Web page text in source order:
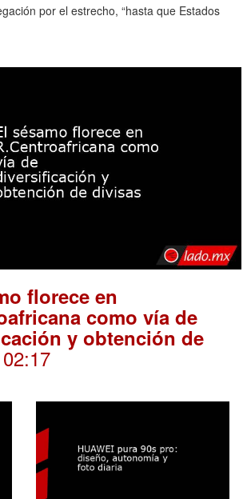
por el estrecho, “hasta que Estados
florece en
como vía de
y obtención de